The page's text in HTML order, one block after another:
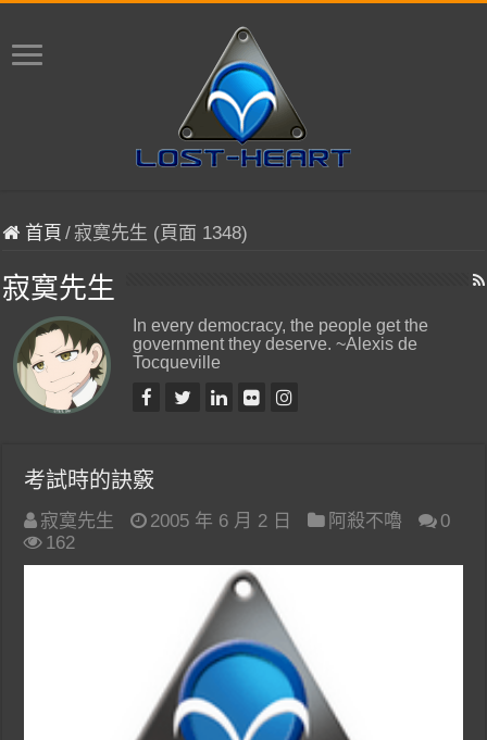
首頁 /寂寞先生 (頁面 1348)
寂寞先生
In every democracy, the people get the
government they deserve. ~Alexis de
Tocqueville
考試時的訣竅
寂寞先生 2005 年 6 月 2 日 阿殺不嚕
0
162